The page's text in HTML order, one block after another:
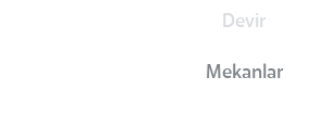
Devir
Mekanlar